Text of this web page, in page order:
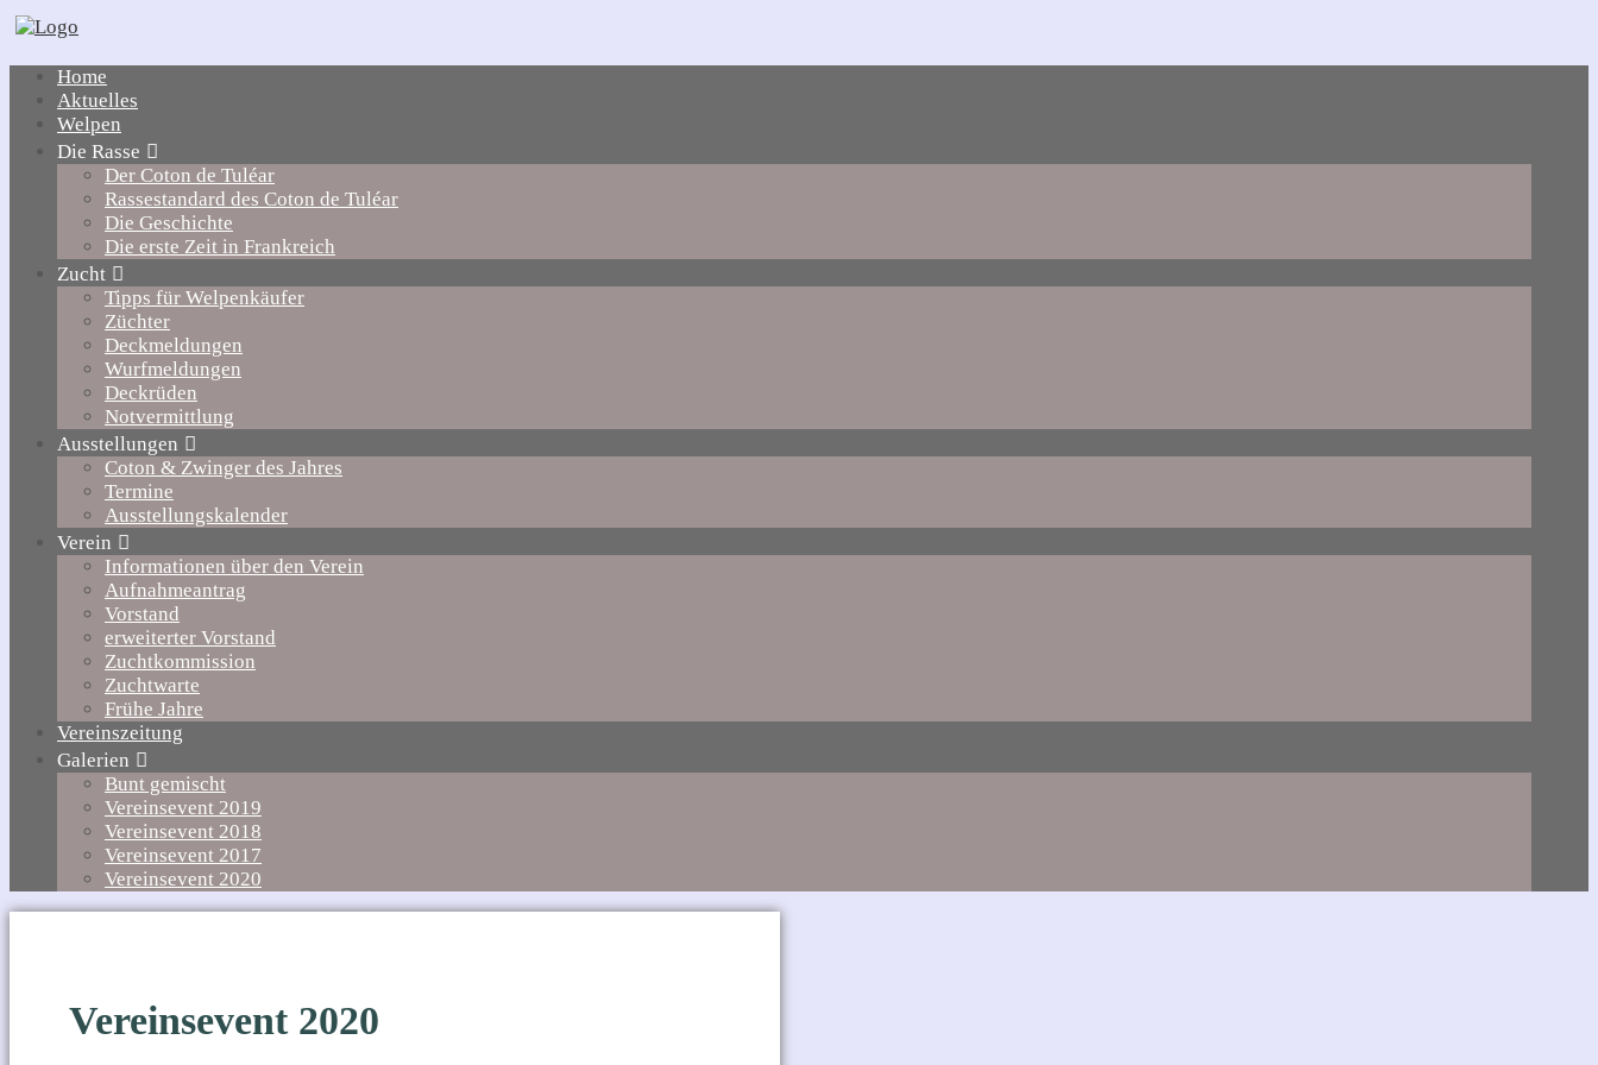
Home
Aktuelles
Welpen
Die Rasse
Der Coton de Tuléar
Rassestandard des Coton de Tuléar
Die Geschichte
Die erste Zeit in Frankreich
Zucht
Tipps für Welpenkäufer
Züchter
Deckmeldungen
Wurfmeldungen
Deckrüden
Notvermittlung
Ausstellungen
Coton & Zwinger des Jahres
Termine
Ausstellungskalender
Verein
Informationen über den Verein
Aufnahmeantrag
Vorstand
erweiterter Vorstand
Zuchtkommission
Zuchtwarte
Frühe Jahre
Vereinszeitung
Galerien
Bunt gemischt
Vereinsevent 2019
Vereinsevent 2018
Vereinsevent 2017
Vereinsevent 2020
Vereinsevent 2020